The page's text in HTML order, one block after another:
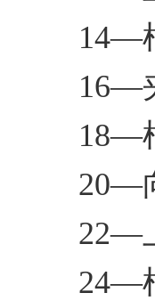
14—
16—
18—
20—
22—
24—